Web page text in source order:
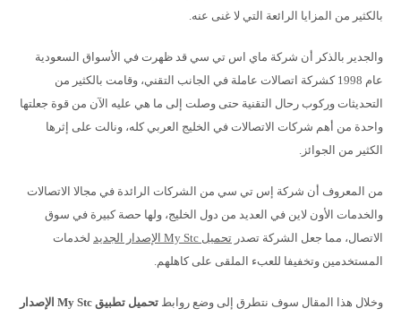
بالكثير من المزايا الرائعة التي لا غنى عنه.
والجدير بالذكر أن شركة ماي اس تي سي قد ظهرت في الأسواق السعودية
عام 1998 كشركة اتصالات عاملة في الجانب التقني، وقامت بالكثير من
التحديثات وركوب رحال التقنية حتى وصلت إلى ما هي عليه الآن من قوة جعلتها
واحدة من أهم شركات الاتصالات في الخليج العربي كله، ونالت على إثرها
الكثير من الجوائز.
من المعروف أن شركة إس تي سي من الشركات الرائدة في مجالا الاتصالات
والخدمات الأون لاين في العديد من دول الخليج، ولها حصة كبيرة في سوق
الاتصال، مما جعل الشركة تصدر تحميل My Stc الإصدار الجديد
لخدمات
المستخدمين وتخفيفا للعبء الملقى على كاهلهم.
وخلال هذا المقال سوف نتطرق إلى وضع روابط
تحميل تطبيق My Stc الإصدار